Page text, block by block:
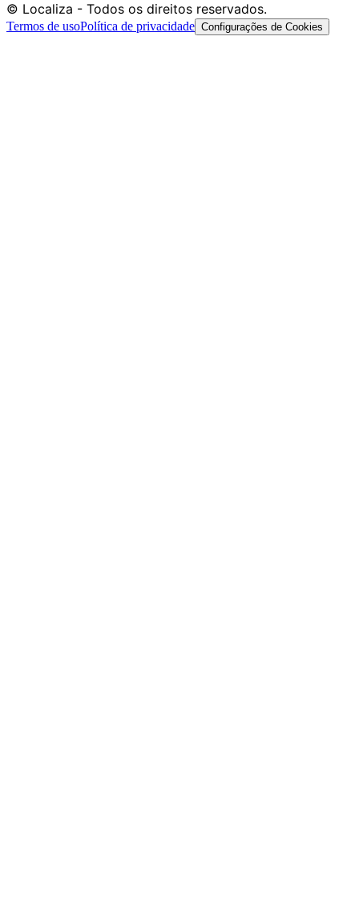
© Localiza - Todos os direitos reservados.
Termos de usoPolítica de privacidade Configurações de Cookies